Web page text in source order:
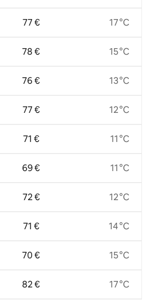
77 €
78 €
76 €
77 €
71 €
69 €
72 €
71 €
70 €
82 €
17 °C
15 °C
13 °C
12 °C
11 °C
11 °C
12 °C
14 °C
15 °C
17 °C